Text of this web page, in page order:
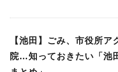
【池田】ごみ、市役所
院…知っておきたい「池